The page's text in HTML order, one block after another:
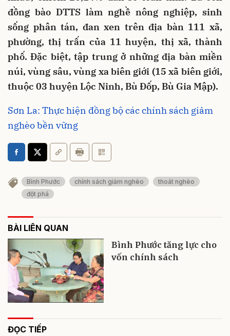
đồng bào DTTS làm nghề nông nghiệp, sinh
sống phân tán, đan xen trên địa bàn 111 xã,
phường, thị trấn của 11 huyện, thị xã, thành
phố. Đặc biệt, tập trung ở những địa bàn miền
núi, vùng sâu, vùng xa biên giới (15 xã biên giới,
thuộc 03 huyện Lộc Ninh, Bù Đốp, Bù Gia Mập).
Sơn La: Thực hiện đồng bộ các chính sách giảm
nghèo bền vững
Bình Phước chính sách giảm nghèo
thoát nghèo
đột phá
BÀI LIÊN QUAN
Bình Phước tăng lực cho
vốn chính sách
ĐỌC TIẾP